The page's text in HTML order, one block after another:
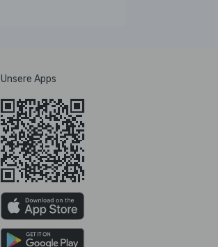
Unsere Apps